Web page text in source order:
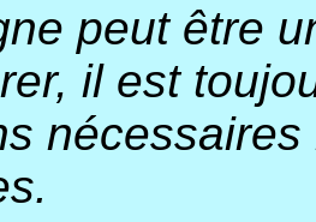
peut être
il est